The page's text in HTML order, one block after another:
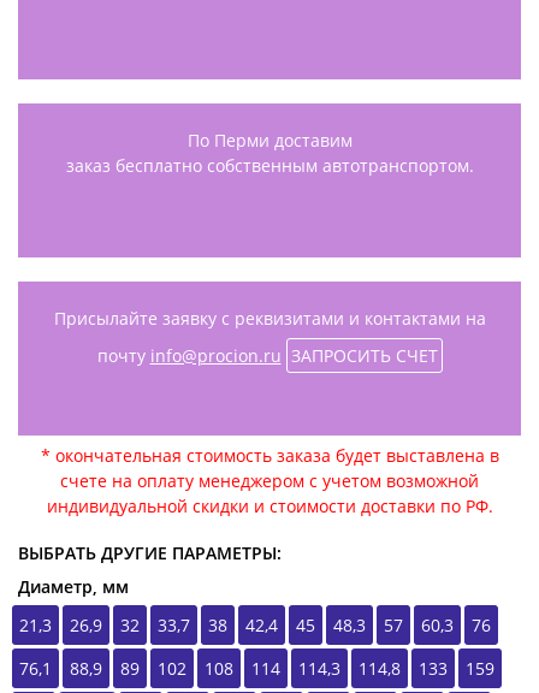
По Перми доставим
заказ бесплатно собственным автотранспортом.
Присылайте заявку с реквизитами и контактами на
почту info@procion.ru ЗАПРОСИТЬ СЧЕТ
* окончательная стоимость заказа будет выставлена в
счете на оплату менеджером с учетом возможной
индивидуальной скидки и стоимости доставки по РФ.
ВЫБРАТЬ ДРУГИЕ ПАРАМЕТРЫ:
Диаметр, мм
21,3
26,9 32 33,7 38 42,4 45 48,3 57 60,3
76
76,1
88,9 89 102 108 114 114,3 114,8 133 159